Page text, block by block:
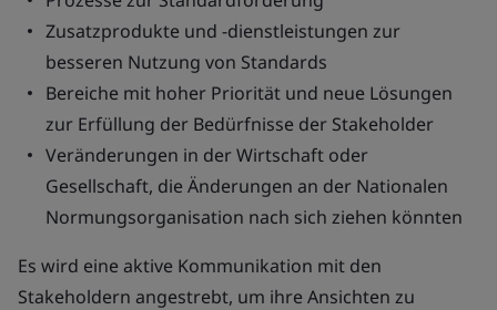
Zusatzprodukte und -dienstleistungen zur
besseren Nutzung von Standards
Bereiche mit hoher Priorität und neue Lösungen
zur Erfüllung der Bedürfnisse der Stakeholder
Veränderungen in der Wirtschaft oder
Gesellschaft, die Änderungen an der Nationalen
Normungsorganisation nach sich ziehen könnten
Es wird eine aktive Kommunikation mit den
Stakeholdern angestrebt, um ihre Ansichten zu